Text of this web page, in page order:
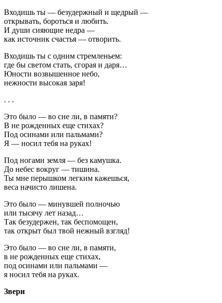
Входишь ты — безудержный и щедрый —
открывать, бороться и любить.
И души сияющие недра —
как источник счастья — отворить.
Входишь ты с одним стремленьем:
где бы светом стать, сгорая и даря…
Юности возвышенное небо,
нежности высокая заря!
. . .
Это было — во сне ли, в памяти?
В не рожденных еще стихах?
Под осинами или пальмами?
Я — носил тебя на руках!
Под ногами земля — без камушка.
До небес вокруг — тишина.
Ты мне перышком легким кажешься,
веса начисто лишена.
Это было — минувшей полночью
или тысячу лет назад…
Так безудержен, так беспомощен,
так открыт был твой нежный взгляд!
Это было — во сне ли, в памяти,
в не рожденных еще стихах,
под осинами или пальмами —
я носил тебя на руках.
Звери